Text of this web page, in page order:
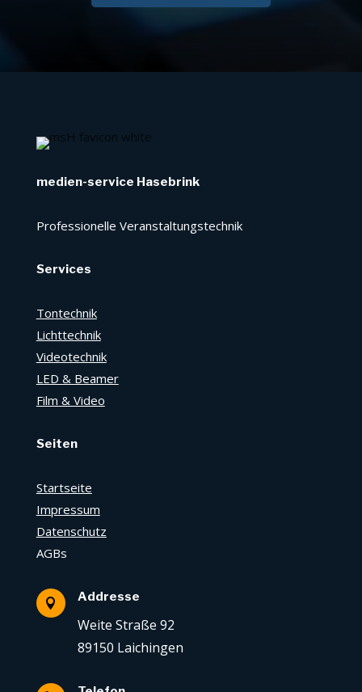
medien-service Hasebrink
Professionelle Veranstaltungstechnik
Services
Tontechnik
Lichttechnik
Videotechnik
LED & Beamer
Film & Video
Seiten
Startseite
Impressum
Datenschutz
AGBs
 Addresse
Weite Straße 92
89150 Laichingen